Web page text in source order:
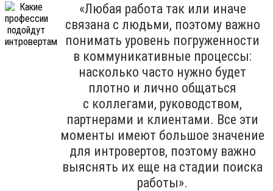
«Любая работа так или иначе
связана с людьми, поэтому важно
понимать уровень погруженности
в коммуникативные процессы:
насколько часто нужно будет
плотно и лично общаться
с коллегами, руководством,
партнерами и клиентами. Все эти
моменты имеют большое значение
для интровертов, поэтому важно
выяснять их еще на стадии поиска
работы».